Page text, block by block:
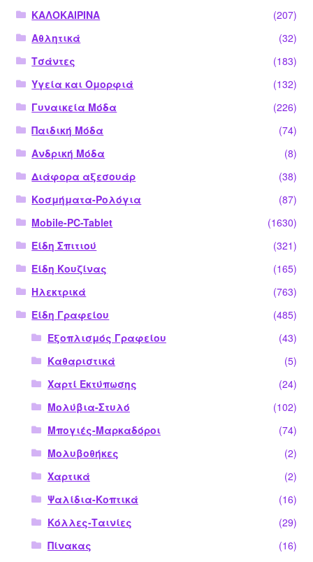
ΚΑΛΟΚΑΙΡΙΝΑ
(207)
Αθλητικά
(32)
Τσάντες
(183)
Υγεία και Ομορφιά
(132)
Γυναικεία Μόδα
(226)
Παιδική Μόδα
(74)
Ανδρική Μόδα
(8)
Διάφορα αξεσουάρ
(38)
Κοσμήματα-Ρολόγια
(87)
Mobile-PC-Tablet
(1630)
Είδη Σπιτιού
(321)
Είδη Κουζίνας
(165)
Ηλεκτρικά
(763)
Είδη Γραφείου
(485)
Εξοπλισμός Γραφείου
(43)
Καθαριστικά
(5)
Χαρτί Εκτύπωσης
(24)
Μολύβια-Στυλό
(102)
Μπογιές-Μαρκαδόροι
(74)
Μολυβοθήκες
(2)
Χαρτικά
(2)
Ψαλίδια-Κοπτικά
(16)
Κόλλες-Ταινίες
(29)
Πίνακας
(16)